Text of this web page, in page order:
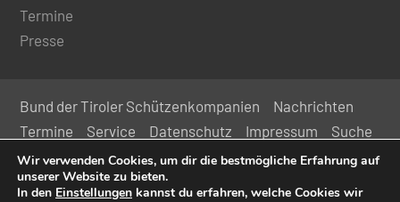
Termine
Presse
Bund der Tiroler Schützenkompanien
Nachrichten
Termine
Service Datenschutz Impressum
Suche
Kontakt
Wir verwenden Cookies, um dir die bestmögliche Erfahrung auf
unserer Website zu bieten.
In den Einstellungen kannst du erfahren, welche Cookies wir